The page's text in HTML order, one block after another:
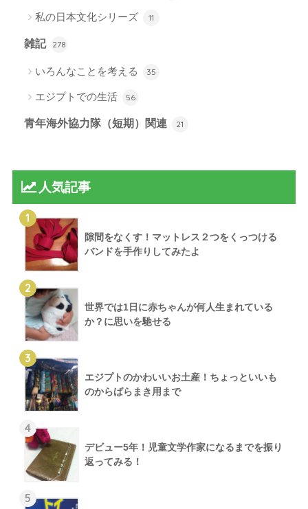
私の日本文化シリーズ 11
雑記 278
いろんなことを考える 35
エジプトでの生活 56
青年海外協力隊（短期）関連 21
人気記事
1
隙間をなくす！マットレス２つをくっつける
バンドを手作りしてみたよ
2
世界では1日に赤ちゃんが何人生まれている
か？に思いを馳せる
3
エジプトのかわいいお土産！ちょっといいも
のからばらまき用まで
4
デビュー5年！児童文学作家になるまでを振り
返ってみる！
5